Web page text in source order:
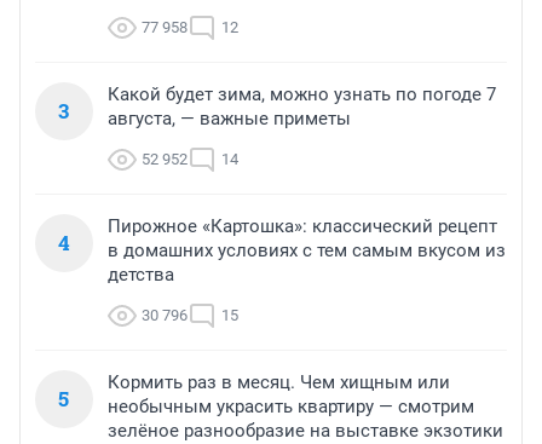
77 958 12
3
Какой будет зима, можно узнать по погоде 7
августа, — важные приметы
52 952 14
4
Пирожное «Картошка»: классический рецепт
в домашних условиях с тем самым вкусом из
детства
30 796 15
5
Кормить раз в месяц. Чем хищным или
необычным украсить квартиру — смотрим
зелёное разнообразие на выставке экзотики